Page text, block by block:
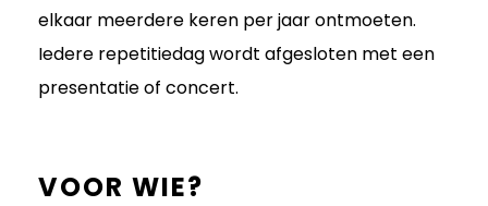
elkaar meerdere keren per jaar ontmoeten.
Iedere repetitiedag wordt afgesloten met een
presentatie of concert.
VOOR WIE?